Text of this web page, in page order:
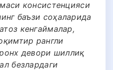
консистенцияси
баъзи соҳаларида
кенгаймалар,
рангли
девори шиллиқ
безлардаги